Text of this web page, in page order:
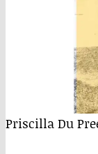
Priscilla Du